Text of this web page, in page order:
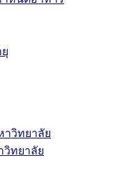
วิทยาลัย
ทยาลัย